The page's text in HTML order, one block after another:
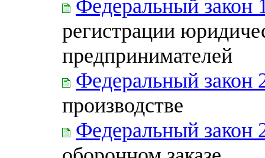
Федеральный закон
регистрации
предпринимателей
Федеральный закон
производстве
Федеральный закон